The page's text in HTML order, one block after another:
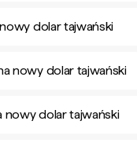
dolar tajwański
nowy dolar tajwański
nowy dolar tajwański